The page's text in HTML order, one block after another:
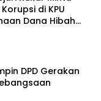
di KPU
Dana Hibah
DPD Gerakan